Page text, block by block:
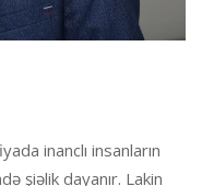
inanclı insanların
şiəlik dayanır. Lakin